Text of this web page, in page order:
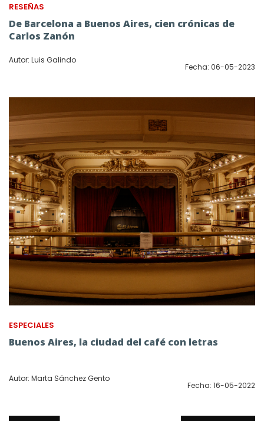
RESEÑAS
De Barcelona a Buenos Aires, cien crónicas de
Carlos Zanón
Autor: Luis Galindo
Fecha: 06-05-2023
ESPECIALES
Buenos Aires, la ciudad del café con letras
Autor: Marta Sánchez Gento
Fecha: 16-05-2022